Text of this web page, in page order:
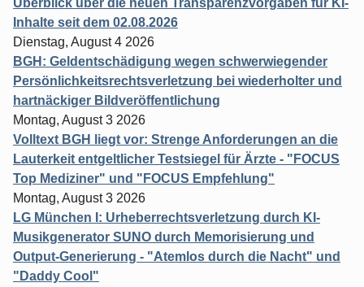
Inhalte seit dem 02.08.2026
Dienstag, August 4 2026
BGH: Geldentschädigung wegen schwerwiegender
Persönlichkeitsrechtsverletzung bei wiederholter und
hartnäckiger Bildveröffentlichung
Montag, August 3 2026
Volltext BGH liegt vor: Strenge Anforderungen an die
Lauterkeit entgeltlicher Testsiegel für Ärzte - "FOCUS
Top Mediziner" und "FOCUS Empfehlung"
Montag, August 3 2026
LG München I: Urheberrechtsverletzung durch KI-
Musikgenerator SUNO durch Memorisierung und
Output-Generierung - "Atemlos durch die Nacht" und
"Daddy Cool"